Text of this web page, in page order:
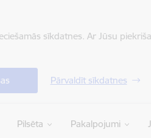
sīkdatnes. Ar Jūsu
Pārvaldīt sīkdatnes
Pilsēta Pakalpojumi